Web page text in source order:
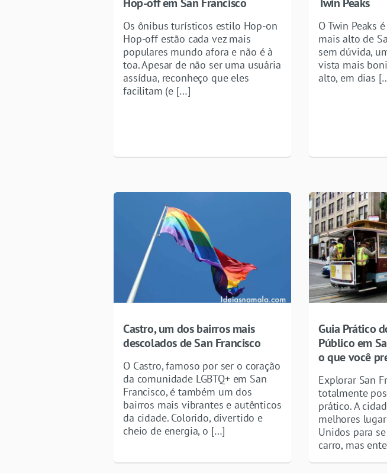
Os ônibus turísticos estilo Hop-on
Hop-off estão cada vez mais
populares mundo afora e não é à
toa. Apesar de não ser uma usuária
assídua, reconheço que eles
facilitam (e […]
O Twin Peaks
mais alto de
sem dúvida,
vista mais
alto, em dias
Castro, um dos bairros mais
descolados de San Francisco
O Castro, famoso por ser o coração
da comunidade LGBTQ+ em San
Francisco, é também um dos
bairros mais vibrantes e autênticos
da cidade. Colorido, divertido e
cheio de energia, o […]
Guia Prático
Público em
o que você
Explorar San
totalmente
prático. A
melhores
Unidos para
carro, mas